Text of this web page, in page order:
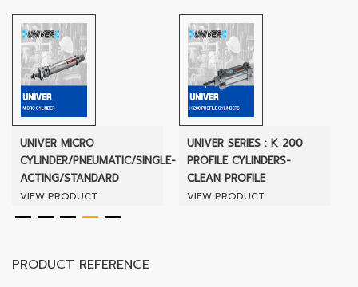
และ
ระบบ
ส่ง
กำลัง)
CONVEYOR
(โซ่
และ
สายพาน
ลำเลียง
รวม
รณ์
UNIVER MICRO
CYLINDER/PNEUMATIC/SINGLE-
ACTING/STANDARD
VIEW PRODUCT
UNIVER SERIES : K 200
PROFILE CYLINDERS-
CLEAN PROFILE
VIEW PRODUCT
PRODUCT REFERENCE